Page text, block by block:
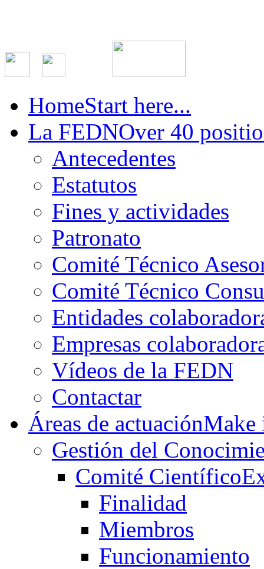
HomeStart here...
La FEDNOver 40
Antecedentes
Estatutos
Fines y actividades
Patronato
Comité Técnico
Comité Técnico
Entidades
Empresas
Vídeos de la FEDN
Contactar
Áreas de actuación
Gestión del
Comité Científico
Finalidad
Miembros
Funcionamiento